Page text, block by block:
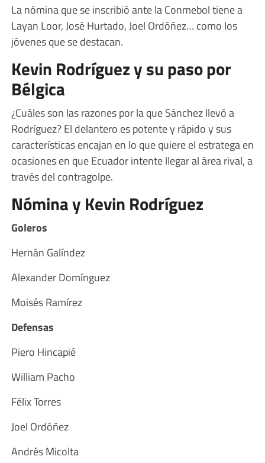
La nómina que se inscribió ante la Conmebol tiene a
Layan Loor, José Hurtado, Joel Ordóñez… como los
jóvenes que se destacan.
Kevin Rodríguez y su paso por
Bélgica
¿Cuáles son las razones por la que Sánchez llevó a
Rodríguez? El delantero es potente y rápido y sus
características encajan en lo que quiere el estratega en
ocasiones en que Ecuador intente llegar al área rival, a
través del contragolpe.
Nómina y Kevin Rodríguez
Goleros
Hernán Galíndez
Alexander Domínguez
Moisés Ramírez
Defensas
Piero Hincapié
William Pacho
Félix Torres
Joel Ordóñez
Andrés Micolta